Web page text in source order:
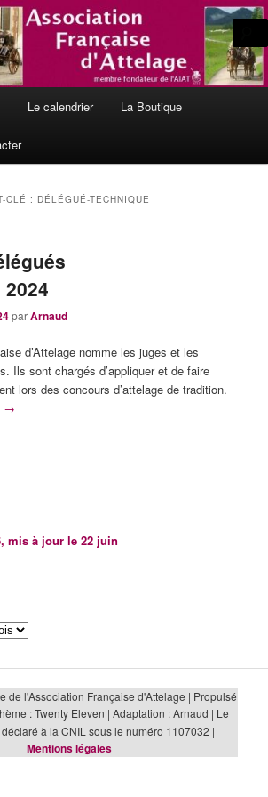
de l'Association
en France et en Europe
Le calendrier La Boutique
CLÉ : DÉLÉGUÉ-TECHNIQUE
parArnaud
d’Attelage nomme les juges et les
Ils sont chargés d’appliquer et de faire
lors des concours d’attelage de tradition.
→
mis à jour le 22 juin
de l'Association Française d'Attelage | Propulsé
: Twenty Eleven | Adaptation : Arnaud | Le
à la CNIL sous le numéro 1107032 |
Mentions légales